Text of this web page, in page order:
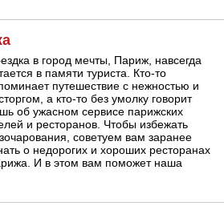
в город мечты, Париж, навсегда
в памяти туриста. Кто-то
путешествие с нежностью и
а кто-то без умолку говорит
об ужасном сервисе парижских
и ресторанов. Чтобы избежать
советуем вам заранее
о недорогих и хороших ресторанах
И в этом вам поможет наша